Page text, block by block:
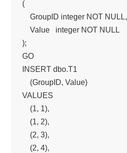
(
    GroupID integer NOT NULL,
    Value   integer NOT NULL
);
GO
INSERT dbo.T1
    (GroupID, Value)
VALUES
    (1, 1),
    (1, 2),
    (2, 3),
    (2, 4),